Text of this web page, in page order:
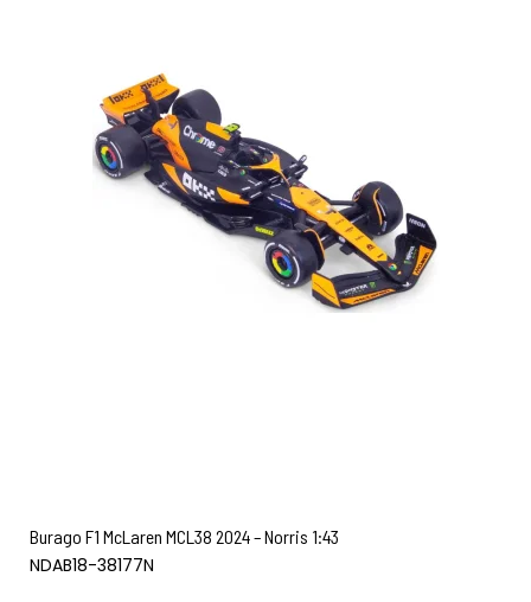
Burago F1 McLaren MCL38 2024 – Norris 1:43
NDAB18-38177N